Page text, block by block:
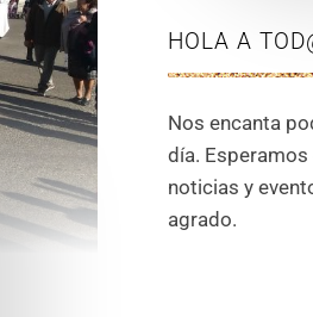
HOLA A
Nos encanta
día.
noticias y
agrado.